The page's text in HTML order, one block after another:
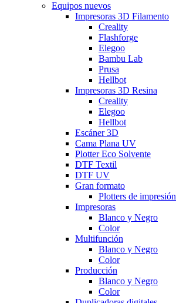
Equipos nuevos
Impresoras 3D Filamento
Creality
Flashforge
Elegoo
Bambu Lab
Prusa
Hellbot
Impresoras 3D Resina
Creality
Elegoo
Hellbot
Escáner 3D
Cama Plana UV
Plotter Eco Solvente
DTF Textil
DTF UV
Gran formato
Plotters de impresión
Impresoras
Blanco y Negro
Color
Multifunción
Blanco y Negro
Color
Producción
Blanco y Negro
Color